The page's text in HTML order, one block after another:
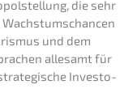
die sehr
und dem
allesamt für
Inves­to­